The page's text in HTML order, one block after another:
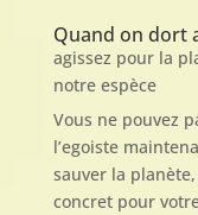
Quand on dort
agissez pour la
notre espèce
Vous ne pouvez
l’egoiste
sauver la
concret pour